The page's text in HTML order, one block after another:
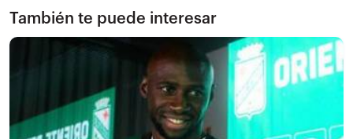
También te puede interesar